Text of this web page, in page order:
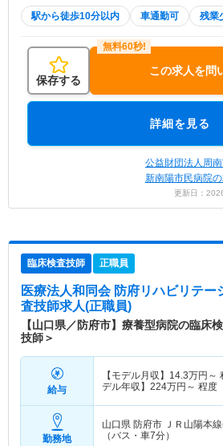
駅から徒歩10分以内 車通勤可 残業
保存する
この求人を問
詳細を見る
公益財団法人周
新南陽市民病院
更新日：
臨床検査技師 正職員
医療法人和同会 防府リハビリテー
査技師求人(正職員)
【山口県／防府市】療養型病院の臨床
技師＞
給与
【モデル月収】 14.3万円～
デル年収】 224万円～ 程度
勤務地
山口県 防府市 ＪＲ山陽本
（バス・車7分）